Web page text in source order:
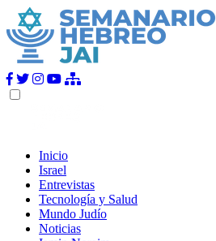
Inicio
Israel
Entrevistas
Tecnología y Salud
Mundo Judío
Noticias